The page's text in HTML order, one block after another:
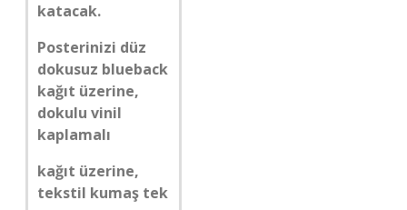
katacak.
Posterinizi düz
dokusuz blueback
kağıt üzerine,
dokulu vinil
kaplamalı
kağıt üzerine,
tekstil kumaş tek